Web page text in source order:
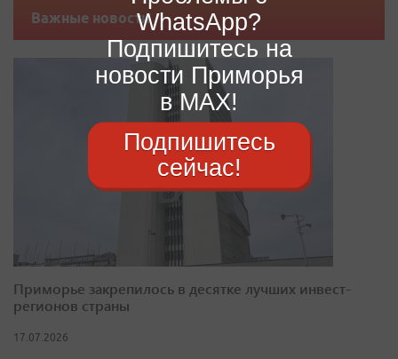
Важные новости
Приморье закрепилось в десятке лучших инвест-
регионов страны
17.07.2026
WhatsApp?
Подпишитесь на
новости Приморья
в MAX!
Подпишитесь
сейчас!